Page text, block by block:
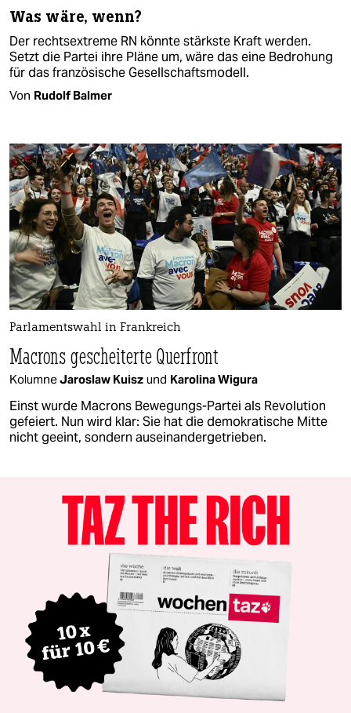
Was wäre, wenn?
Der rechtsextreme RN könnte stärkste Kraft werden.
Setzt die Partei ihre Pläne um, wäre das eine Bedrohung
für das französische Gesellschaftsmodell.
Von Rudolf Balmer
Parlamentswahl in Frankreich
Macrons gescheiterte Querfront
KolumneJaroslaw Kuisz und Karolina Wigura
Einst wurde Macrons Bewegungs-Partei als Revolution
gefeiert. Nun wird klar: Sie hat die demokratische Mitte
nicht geeint, sondern auseinandergetrieben.